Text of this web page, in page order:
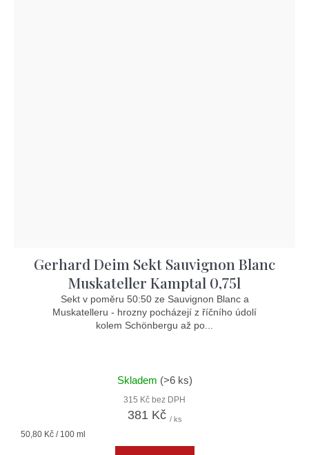
Gerhard Deim Sekt Sauvignon Blanc
Muskateller Kamptal 0,75l
Sekt v poměru 50:50 ze Sauvignon Blanc a
Muskatelleru - hrozny pocházejí z říčního údolí
kolem Schönbergu až po...
Skladem (>6 ks)
315 Kč bez DPH
381 Kč / ks
Měrná
50,80 Kč / 100 ml